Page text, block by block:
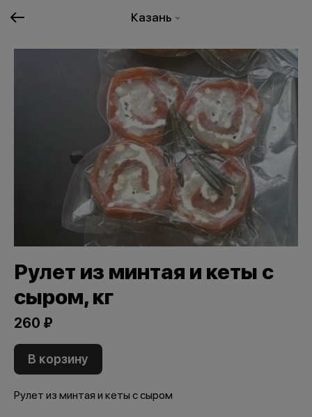
Казань
Рулет из минтая и кеты с
сыром, кг
260 ₽
В корзину
Рулет из минтая и кеты с сыром